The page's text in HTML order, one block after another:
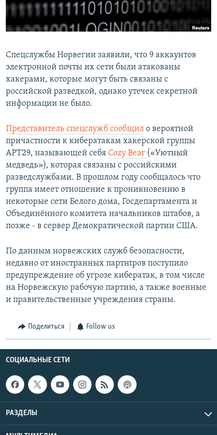
Հայերեն
English
Русский
Все сайты Радио Азатутюн
Спецслужбы Норвегии заявили, что 9 аккаунтов
электронной почты их сети были атакованы
хакерами, которые могут быть связаны с
российской разведкой, однако утечек секретной
информации не было.
Представитель спецслужб сообщил о вероятной
причастности к кибератакам хакерской группы
APT29, называющей себя Cozy Bear («Уютный
медведь»), которая связаны с российскими
разведслужбами. В прошлом году сообщалось что
группа имеет отношение к проникновению в
некоторые сети Белого дома, Госдепартамента и
Объединённого комитета начальников штабов, а
позже - в сервер Демократической партии США.
По данным норвежских служб безопасности,
недавно от иностранных партнtров поступило
предупреждение об угрозе кибератак, в том числе
на Норвежскую рабочую партию, а также военные
и правительственные учреждения страны.
Поделиться Follow us
СОЦИАЛЬНЫЕ СЕТИ
РАЗДЕЛЫ